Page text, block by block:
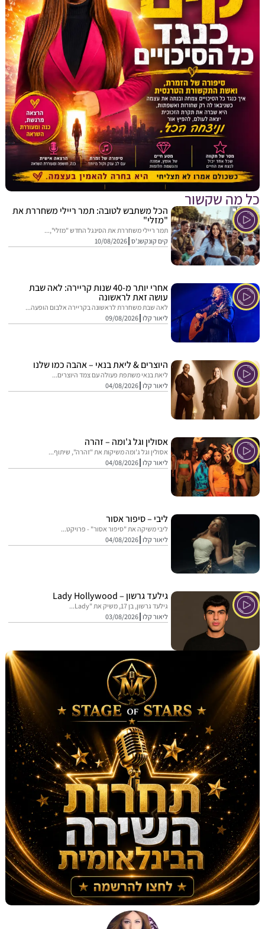
שקשור
הכל משתבש לטובה: תמר ריילי משחררת את
"מזלי"
תמר ריילי משחררת את הסינגל החדש "מזלי",...
קים קונקשנ'ס 10/08/2026
אחרי יותר מ-40 שנות קריירה: לאה שבת
עושה זאת לראשונה
לאה שבת משחררת לראשונה בקריירה אלבום הופעה...
ליאור קלו 09/08/2026
היוצרים & ליאת בנאי – אהבה כמו שלנו
ליאת בנאי משתפת פעולה עם צמד היוצרים...
ליאור קלו 04/08/2026
אסולין וגל ג'ומה – זהרה
אסולין וגל ג'ומה משיקות את "זהרה", שיתוף...
ליאור קלו 04/08/2026
ליבי – סיפור אסור
ליבי משיקה את "סיפור אסור" - פרויקט...
ליאור קלו 04/08/2026
גילעד גרשון – Lady Hollywood
גילעד גרשון, בן 17, משיק את "Lady...
ליאור קלו 03/08/2026